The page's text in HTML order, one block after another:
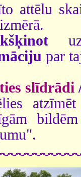
attēlu
par
slīdrādi